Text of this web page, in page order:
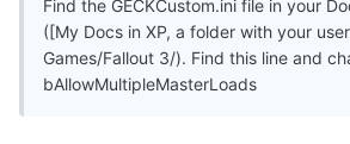
Find the GECKCustom.ini file in your
([My Docs in XP, a folder with your
Games/Fallout 3/). Find this line and
bAllowMultipleMasterLoads